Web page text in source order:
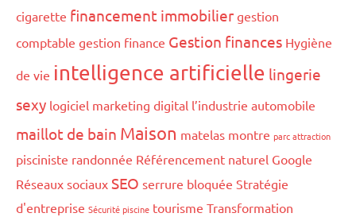
cigarette financement immobilier gestion
comptable gestion finance Gestion finances Hygiène
de vie intelligence artificielle lingerie
sexy logiciel marketing digital l’industrie automobile
maillot de bain Maison matelas montre parc attraction
pisciniste randonnée Référencement naturel Google
Réseaux sociaux SEO serrure bloquée Stratégie
d'entreprise Sécurité piscine tourisme Transformation